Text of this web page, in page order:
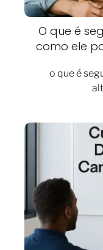
O que é
como ele
o que é